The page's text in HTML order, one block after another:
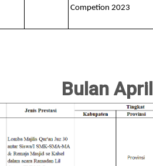
Competion 2023
Bulan April